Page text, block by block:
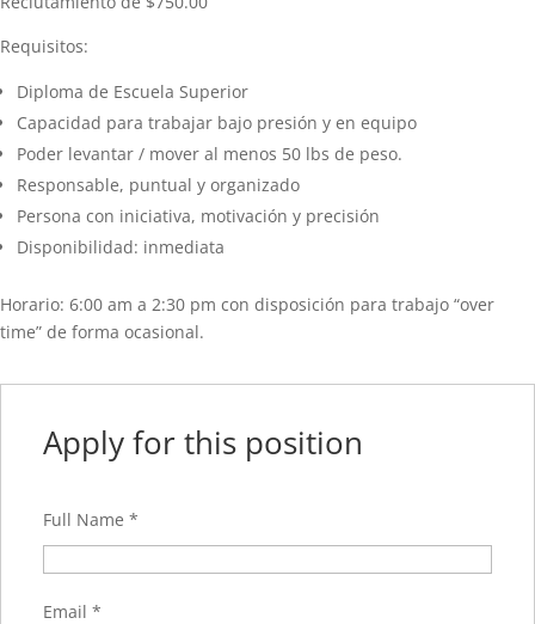
Requisitos:
Diploma de Escuela Superior
Capacidad para trabajar bajo presión y en equipo
Poder levantar / mover al menos 50 lbs de peso.
Responsable, puntual y organizado
Persona con iniciativa, motivación y precisión
Disponibilidad: inmediata
Horario: 6:00 am a 2:30 pm con disposición para trabajo “over
time” de forma ocasional.
Apply for this position
Full Name *
Email *